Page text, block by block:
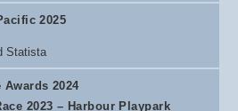
2025
Statista
2024
2023 – Harbour Playpark